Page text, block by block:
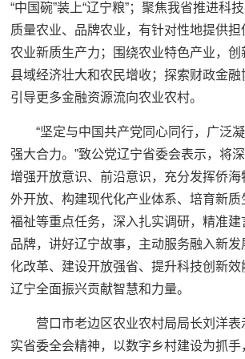
“中国碗”装上“辽宁粮”；聚焦我省推进科
质量农业、品牌农业，有针对性地提供
农业新质生产力；围绕农业特色产业，
县域经济壮大和农民增收；探索财政金融
引导更多金融资源流向农业农村。
“坚定与中国共产党同心同行，广泛
强大合力。”致公党辽宁省委会表示，将
增强开放意识、前沿意识，充分发挥侨
外开放、构建现代化产业体系、培育新
福祉等重点任务，深入扎实调研，精准建
品牌，讲好辽宁故事，主动服务融入新
化改革、建设开放强省、提升科技创新
辽宁全面振兴贡献智慧和力量。
营口市老边区农业农村局局长刘洋
实省委全会精神，以数字乡村建设为抓